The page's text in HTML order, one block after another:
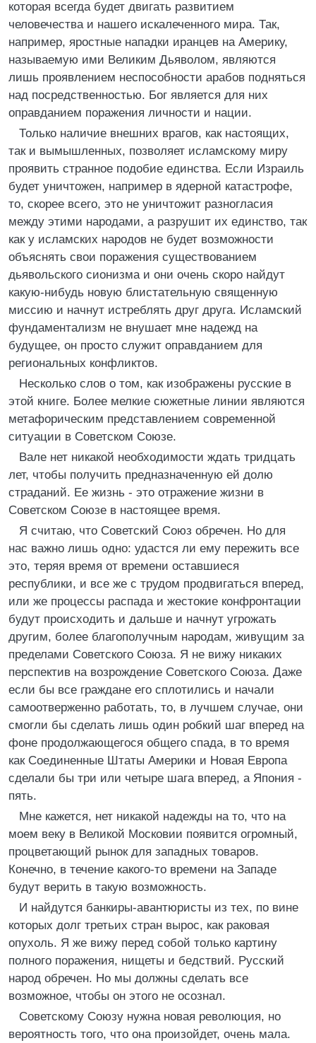
которая всегда будет двигать развитием
человечества и нашего искалеченного мира. Так,
например, яростные нападки иранцев на Америку,
называемую ими Великим Дьяволом, являются
лишь проявлением неспособности арабов подняться
над посредственностью. Бог является для них
оправданием поражения личности и нации.
Только наличие внешних врагов, как настоящих,
так и вымышленных, позволяет исламскому миру
проявить странное подобие единства. Если Израиль
будет уничтожен, например в ядерной катастрофе,
то, скорее всего, это не уничтожит разногласия
между этими народами, а разрушит их единство, так
как у исламских народов не будет возможности
объяснять свои поражения существованием
дьявольского сионизма и они очень скоро найдут
какую-нибудь новую блистательную священную
миссию и начнут истреблять друг друга. Исламский
фундаментализм не внушает мне надежд на
будущее, он просто служит оправданием для
региональных конфликтов.
Несколько слов о том, как изображены русские в
этой книге. Более мелкие сюжетные линии являются
метафорическим представлением современной
ситуации в Советском Союзе.
Вале нет никакой необходимости ждать тридцать
лет, чтобы получить предназначенную ей долю
страданий. Ее жизнь - это отражение жизни в
Советском Союзе в настоящее время.
Я считаю, что Советский Союз обречен. Но для
нас важно лишь одно: удастся ли ему пережить все
это, теряя время от времени оставшиеся
республики, и все же с трудом продвигаться вперед,
или же процессы распада и жестокие конфронтации
будут происходить и дальше и начнут угрожать
другим, более благополучным народам, живущим за
пределами Советского Союза. Я не вижу никаких
перспектив на возрождение Советского Союза. Даже
если бы все граждане его сплотились и начали
самоотверженно работать, то, в лучшем случае, они
смогли бы сделать лишь один робкий шаг вперед на
фоне продолжающегося общего спада, в то время
как Соединенные Штаты Америки и Новая Европа
сделали бы три или четыре шага вперед, а Япония -
пять.
Мне кажется, нет никакой надежды на то, что на
моем веку в Великой Московии появится огромный,
процветающий рынок для западных товаров.
Конечно, в течение какого-то времени на Западе
будут верить в такую возможность.
И найдутся банкиры-авантюристы из тех, по вине
которых долг третьих стран вырос, как раковая
опухоль. Я же вижу перед собой только картину
полного поражения, нищеты и бедствий. Русский
народ обречен. Но мы должны сделать все
возможное, чтобы он этого не осознал.
Советскому Союзу нужна новая революция, но
вероятность того, что она произойдет, очень мала.